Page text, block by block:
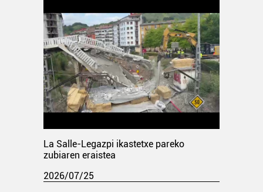
La Salle-Legazpi ikastetxe pareko
zubiaren eraistea
2026/07/25